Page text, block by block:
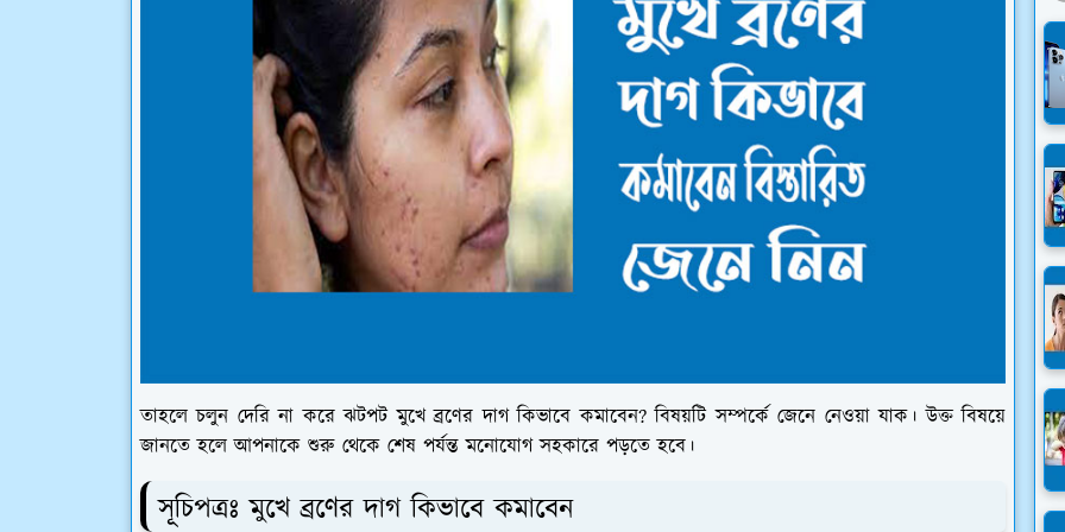
তাহলে চলুন দেরি না করে ঝটপট মুখে ব্রণের দাগ কিভাবে কমাবেন? বিষয়টি সম্পর্কে জেনে নেওয়া যাক। উক্ত বিষয়ে
জানতে হলে আপনাকে শুরু থেকে শেষ পর্যন্ত মনোযোগ সহকারে পড়তে হবে।
সূচিপত্রঃ মুখে ব্রণের দাগ কিভাবে কমাবেন